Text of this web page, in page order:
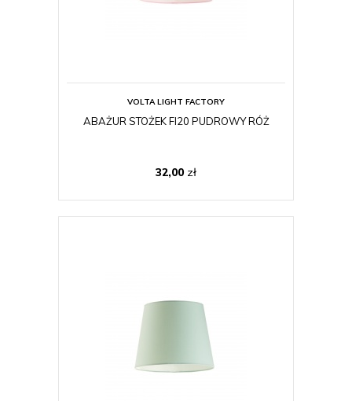
VOLTA LIGHT FACTORY
ABAŻUR STOŻEK FI20 PUDROWY RÓŻ
32,00 zł